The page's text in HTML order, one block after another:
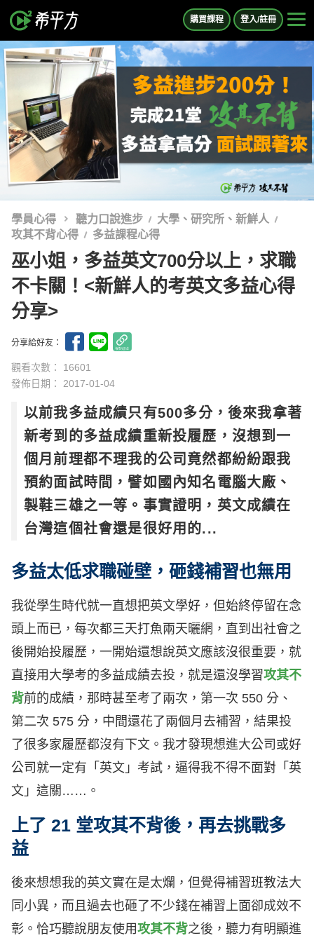
購買課程 登入/註冊
學員心得 聽力口說進步
大學、研究所、新鮮人
攻其不背心得
多益課程心得
巫小姐，多益英文700分以上，求職
不卡關！<新鮮人的考英文多益心得
分享>
分享給好友：
觀看次數： 16601
發佈日期： 2017-01-04
以前我多益成績只有500多分，後來我拿著
新考到的多益成績重新投履歷，沒想到一
個月前理都不理我的公司竟然都紛紛跟我
預約面試時間，譬如國內知名電腦大廠、
製鞋三雄之一等。事實證明，英文成績在
台灣這個社會還是很好用的...
多益太低求職碰壁，砸錢補習也無用
我從學生時代就一直想把英文學好，但始終停留在念
頭上而已，每次都三天打魚兩天曬網，直到出社會之
後開始投履歷，一開始還想說英文應該沒很重要，就
直接用大學考的多益成績去投，就是還沒學習攻其不
背前的成績，那時甚至考了兩次，第一次 550 分、
第二次 575 分，中間還花了兩個月去補習，結果投
了很多家履歷都沒有下文。我才發現想進大公司或好
公司就一定有「英文」考試，逼得我不得不面對「英
文」這關……。
上了 21 堂攻其不背後，再去挑戰多
益
後來想想我的英文實在是太爛，但覺得補習班教法大
同小異，而且過去也砸了不少錢在補習上面卻成效不
彰。恰巧聽說朋友使用攻其不背之後，聽力有明顯進